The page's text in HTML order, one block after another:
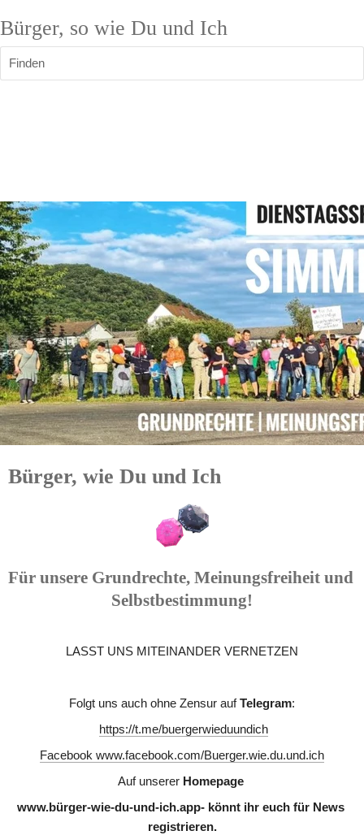
Bürger, so wie Du und Ich
Finden
Bürger, wie Du und Ich
Für unsere Grundrechte, Meinungsfreiheit und
Selbstbestimmung!
LASST UNS MITEINANDER VERNETZEN
Folgt uns auch ohne Zensur auf Telegram:
https://t.me/buergerwieduundich
Facebook www.facebook.com/Buerger.wie.du.und.ich
Auf unserer Homepage
www.bürger-wie-du-und-ich.app- könnt ihr euch für News
registrieren.